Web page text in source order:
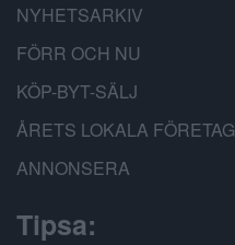
NYHETSARKIV
FÖRR OCH NU
KÖP-BYT-SÄLJ
ÅRETS LOKALA FÖRETAG
ANNONSERA
Tipsa: